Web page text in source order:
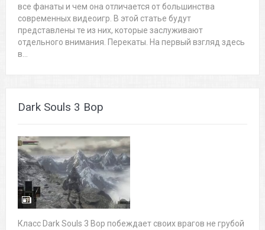
все фанаты и чем она отличается от большинства
современных видеоигр. В этой статье будут
представлены те из них, которые заслуживают
отдельного внимания. Перекаты. На первый взгляд здесь
в...
Dark Souls 3 Вор
Класс Dark Souls 3 Вор побеждает своих врагов не грубой